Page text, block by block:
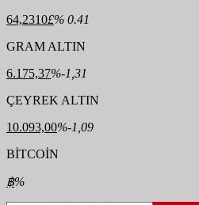
64,2310£% 0.41
GRAM ALTIN
6.175,37%-1,31
ÇEYREK ALTIN
10.093,00%-1,09
BİTCOİN
฿%